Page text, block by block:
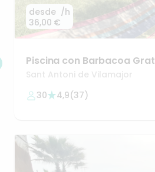
desde
36,00 €
/h
Piscina con Barbacoa
Sant Antoni de Vilamajor
30
4,9(37)